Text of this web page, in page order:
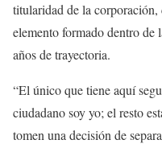
titularidad de la corporación,
elemento formado dentro
años de trayectoria.
“El único que tiene aquí
ciudadano soy yo; el resto
tomen una decisión de